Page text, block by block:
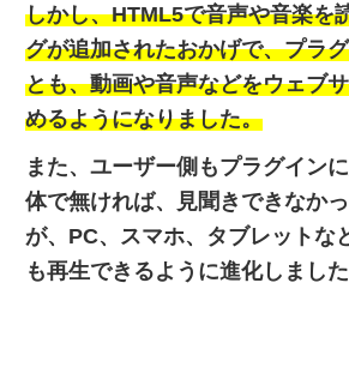
しかし、HTML5で音声や音楽を
グが追加されたおかげで、プラ
とも、動画や音声などをウェブ
めるようになりました。
また、ユーザー側もプラグイン
体で無ければ、見聞きできなか
が、PC、スマホ、タブレットな
も再生できるように進化しました